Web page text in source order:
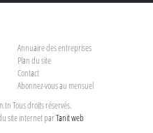
Annuaire des entreprises
Plan du site
Contact
Abonnez-vous au mensuel
Tous droits réservés.
site internet parTanit web